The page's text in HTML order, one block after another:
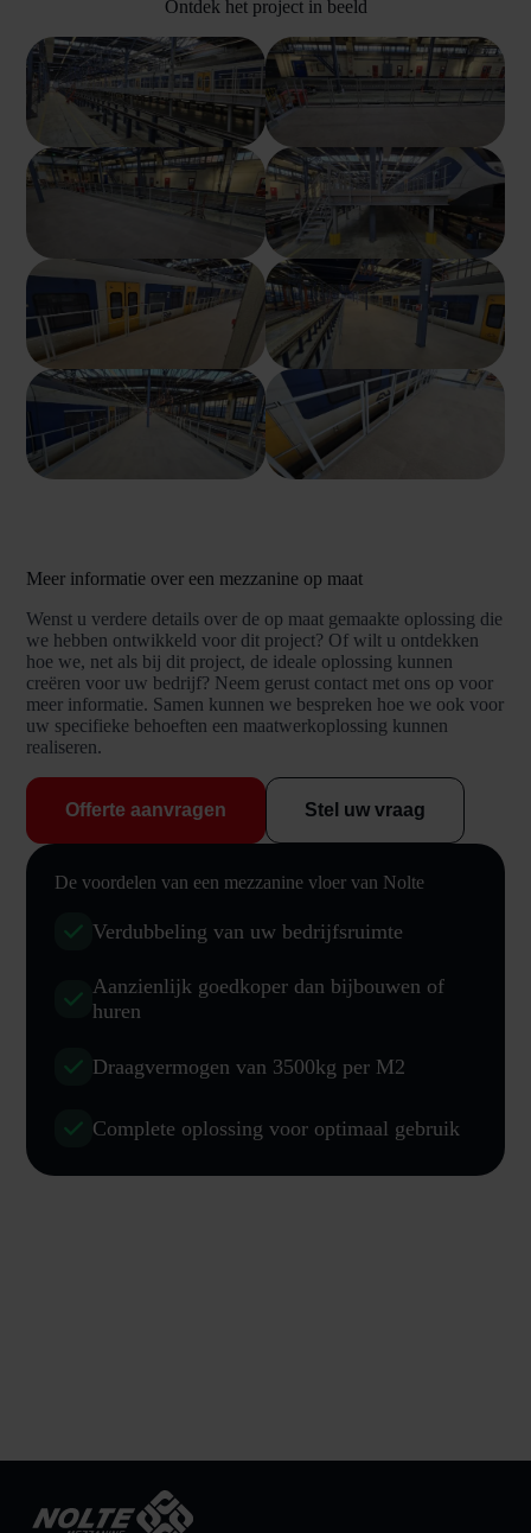
Ontdek het project in beeld
Meer informatie over een mezzanine op maat
Wenst u verdere details over de op maat gemaakte oplossing die
we hebben ontwikkeld voor dit project? Of wilt u ontdekken
hoe we, net als bij dit project, de ideale oplossing kunnen
creëren voor uw bedrijf? Neem gerust contact met ons op voor
meer informatie. Samen kunnen we bespreken hoe we ook voor
uw specifieke behoeften een maatwerkoplossing kunnen
realiseren.
Offerte aanvragen Stel uw vraag
De voordelen van een mezzanine vloer van Nolte
Verdubbeling van uw bedrijfsruimte
Aanzienlijk goedkoper dan bijbouwen of
huren
Draagvermogen van 3500kg per M2
Complete oplossing voor optimaal gebruik